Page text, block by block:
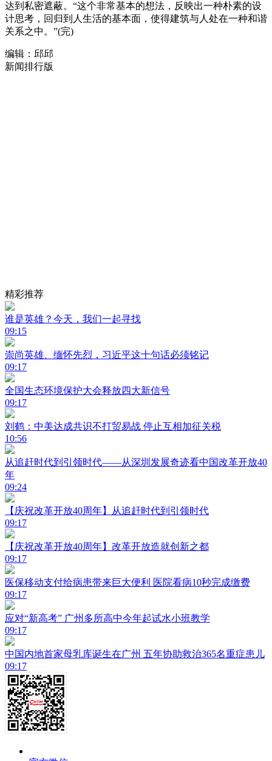
达到私密遮蔽。“这个非常基本的想法，反映出一种朴素的设
计思考，回归到人生活的基本面，使得建筑与人处在一种和谐
关系之中。”(完)
编辑：邱邱
新闻排行版
精彩推荐
谁是英雄？今天，我们一起寻找
09:15
崇尚英雄、缅怀先烈，习近平这十句话必须铭记
09:17
全国生态环境保护大会释放四大新信号
09:17
刘鹤：中美达成共识不打贸易战 停止互相加征关税
10:56
从追赶时代到引领时代——从深圳发展奇迹看中国改革开放40
年
09:24
【庆祝改革开放40周年】从追赶时代到引领时代
09:17
【庆祝改革开放40周年】改革开放造就创新之都
09:17
医保移动支付给病患带来巨大便利 医院看病10秒完成缴费
09:17
应对“新高考” 广州多所高中今年起试水小班教学
09:17
中国内地首家母乳库诞生在广州 五年协助救治365名重症患儿
09:17